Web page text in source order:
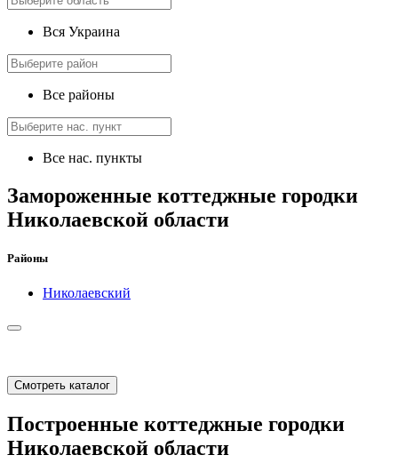
Вся Украина
Все районы
Все нас. пункты
Замороженные коттеджные городки
Николаевской области
Районы
Николаевский
Смотреть каталог
Построенные коттеджные городки
Николаевской области